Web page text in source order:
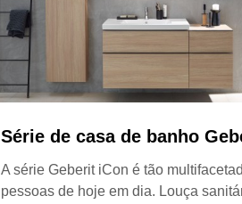
Série de casa de banho
A série Geberit iCon é tão
pessoas de hoje em dia. Louça